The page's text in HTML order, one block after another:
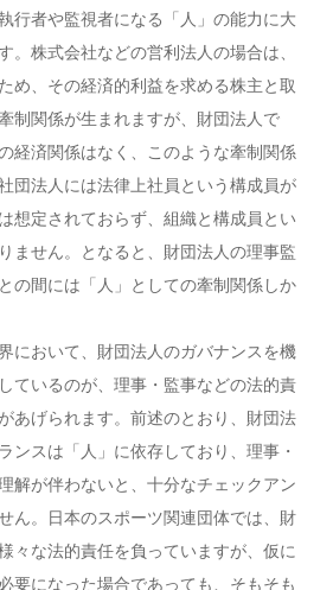
行者や監視者になる「人」の能力に大
。株式会社などの営利法人の場合は、
め、その経済的利益を求める株主と取
制関係が生まれますが、財団法人で
経済関係はなく、このような牽制関係
団法人には法律上社員という構成員が
想定されておらず、組織と構成員とい
ません。となると、財団法人の理事監
の間には「人」としての牽制関係しか
において、財団法人のガバナンスを機
ているのが、理事・監事などの法的責
あげられます。前述のとおり、財団法
ンスは「人」に依存しており、理事・
解が伴わないと、十分なチェックアン
ん。日本のスポーツ関連団体では、財
々な法的責任を負っていますが、仮に
要になった場合であっても、そもそも